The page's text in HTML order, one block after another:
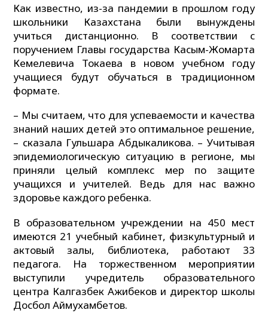
Как известно, из-за пандемии в прошлом году
школьники Казахстана были вынуждены
учиться дистанционно. В соответствии с
поручением Главы государства Касым-Жомарта
Кемелевича Токаева в новом учебном году
учащиеся будут обучаться в традиционном
формате.
– Мы считаем, что для успеваемости и качества
знаний наших детей это оптимальное решение,
– сказала Гульшара Абдыкаликова. – Учитывая
эпидемиологическую ситуацию в регионе, мы
приняли целый комплекс мер по защите
учащихся и учителей. Ведь для нас важно
здоровье каждого ребенка.
В образовательном учреждении на 450 мест
имеются 21 учебный кабинет, физкультурный и
актовый залы, библиотека, работают 33
педагога. На торжественном мероприятии
выступили учредитель образовательного
центра Калгазбек Ажибеков и директор школы
Досбол Аймухамбетов.